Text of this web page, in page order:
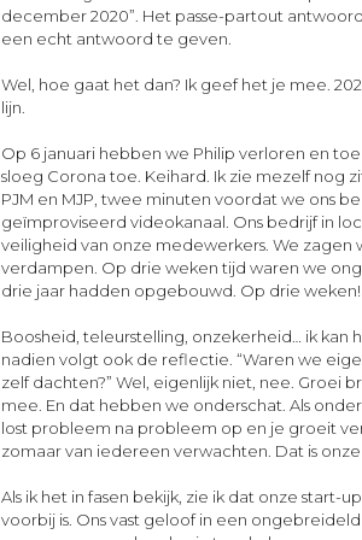
december 2020”. Het passe-partout
een echt antwoord te geven.
Wel, hoe gaat het dan? Ik geef het je mee.
lijn.
Op 6 januari hebben we Philip verloren en
sloeg Corona toe. Keihard. Ik zie mezelf nog
PJM en MJP, twee minuten voordat we ons
geïmproviseerd videokanaal. Ons bedrijf in
veiligheid van onze medewerkers. We zagen
verdampen. Op drie weken tijd waren we
drie jaar hadden opgebouwd. Op drie weken!
Boosheid, teleurstelling, onzekerheid… ik kan
nadien volgt ook de reflectie. “Waren we
zelf dachten?” Wel, eigenlijk niet, nee. Groei
mee. En dat hebben we onderschat. Als
lost probleem na probleem op en je groeit
zomaar van iedereen verwachten. Dat is
Als ik het in fasen bekijk, zie ik dat onze start-
voorbij is. Ons vast geloof in een